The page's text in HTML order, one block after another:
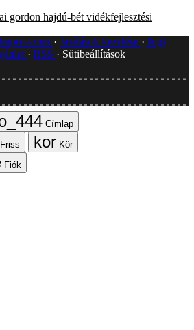
gordon hajdú-bét vidékfejlesztési
Javítások kezelése
Jogi
RSS
Sütibeállítások
Címlap
Friss
Kör
Fiók